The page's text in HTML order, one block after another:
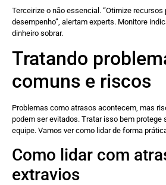
Terceirize o não essencial. “Otimize recursos
desempenho”, alertam experts. Monitore
dinheiro sobrar.
Tratando
comuns e riscos
Problemas como atrasos acontecem, mas
podem ser evitados. Tratar isso bem protege
equipe. Vamos ver como lidar de forma
Como lidar com
extravios